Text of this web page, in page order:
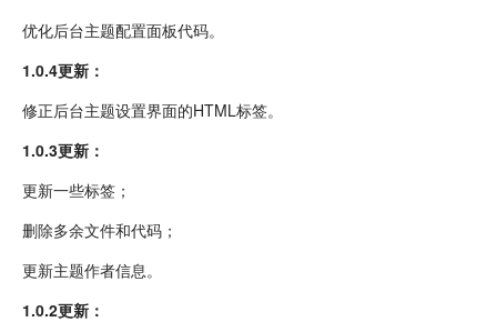
优化后台主题配置面板代码。
1.0.4更新：
修正后台主题设置界面的HTML标签。
1.0.3更新：
更新一些标签；
删除多余文件和代码；
更新主题作者信息。
1.0.2更新：